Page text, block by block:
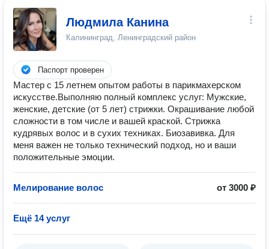
Людмила Канина
Калининград, Ленинградский район
Паспорт проверен
Мастер с 15 летнем опытом работы в парикмахерском
искусстве.Выполняю полный комплекс услуг: Мужские,
женские, детские (от 5 лет) стрижки. Окрашивание любой
сложности в том числе и вашей краской. Стрижка
кудрявых волос и в сухих техниках. Биозавивка. Для
меня важен не только технический подход, но и ваши
положительные эмоции.
Мелирование волос от 3000 ₽
Ещё 14 услуг